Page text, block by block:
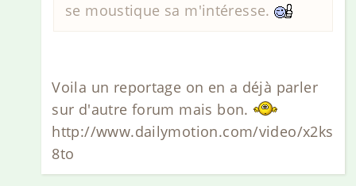
se moustique sa m'intéresse.
Voila un reportage on en a déjà parler
sur d'autre forum mais bon.
http://www.dailymotion.com/video/x2ks
8to